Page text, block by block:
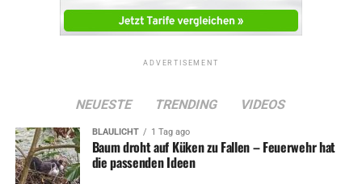
ADVERTISEMENT
NEUESTE TRENDING VIDEOS
BLAULICHT 1 Tag ago
Baum droht auf Küken zu Fallen – Feuerwehr hat
die passenden Ideen